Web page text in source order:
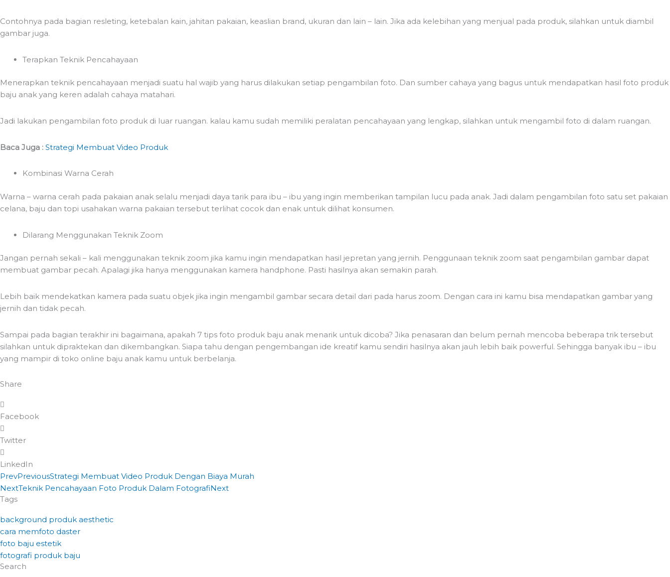
Contohnya pada bagian resleting, ketebalan kain, jahitan pakaian, keaslian brand, ukuran dan lain – lain. Jika ada kelebihan yang menjual pada produk, silahkan untuk diambil
gambar juga.
Terapkan Teknik Pencahayaan
Menerapkan teknik pencahayaan menjadi suatu hal wajib yang harus dilakukan setiap pengambilan foto. Dan sumber cahaya yang bagus untuk mendapatkan hasil foto produk
baju anak yang keren adalah cahaya matahari.
Jadi lakukan pengambilan foto produk di luar ruangan. kalau kamu sudah memiliki peralatan pencahayaan yang lengkap, silahkan untuk mengambil foto di dalam ruangan.
Baca Juga : Strategi Membuat Video Produk
Kombinasi Warna Cerah
Warna – warna cerah pada pakaian anak selalu menjadi daya tarik para ibu – ibu yang ingin memberikan tampilan lucu pada anak. Jadi dalam pengambilan foto satu set pakaian
celana, baju dan topi usahakan warna pakaian tersebut terlihat cocok dan enak untuk dilihat konsumen.
Dilarang Menggunakan Teknik Zoom
Jangan pernah sekali – kali menggunakan teknik zoom jika kamu ingin mendapatkan hasil jepretan yang jernih. Penggunaan teknik zoom saat pengambilan gambar dapat
membuat gambar pecah. Apalagi jika hanya menggunakan kamera handphone. Pasti hasilnya akan semakin parah.
Lebih baik mendekatkan kamera pada suatu objek jika ingin mengambil gambar secara detail dari pada harus zoom. Dengan cara ini kamu bisa mendapatkan gambar yang
jernih dan tidak pecah.
Sampai pada bagian terakhir ini bagaimana, apakah 7 tips foto produk baju anak menarik untuk dicoba? Jika penasaran dan belum pernah mencoba beberapa trik tersebut
silahkan untuk dipraktekan dan dikembangkan. Siapa tahu dengan pengembangan ide kreatif kamu sendiri hasilnya akan jauh lebih baik powerful. Sehingga banyak ibu – ibu
yang mampir di toko online baju anak kamu untuk berbelanja.
Share
Facebook
Twitter
LinkedIn
PrevPreviousStrategi Membuat Video Produk Dengan Biaya Murah
NextTeknik Pencahayaan Foto Produk Dalam FotografiNext
Tags
background produk aesthetic
cara memfoto daster
foto baju estetik
fotografi produk baju
Search